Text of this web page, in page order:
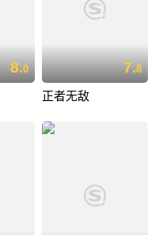
8.0 7.8
正者无敌